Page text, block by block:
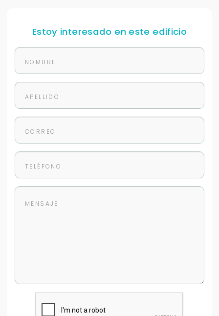
Estoy interesado en este edificio